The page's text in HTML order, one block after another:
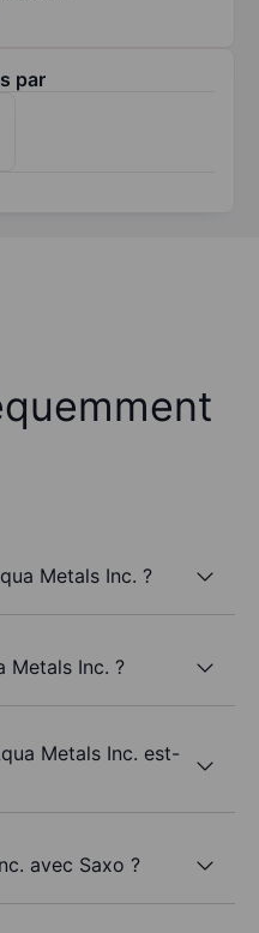
par
Metals Inc. ?
Metals Inc. ?
Metals Inc. est-
avec Saxo ?